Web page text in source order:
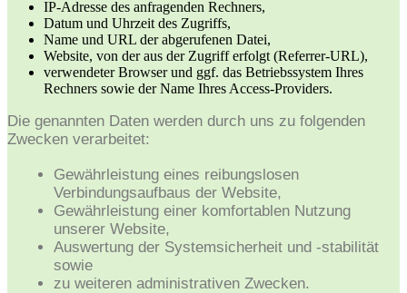
IP-Adresse des anfragenden Rechners,
Datum und Uhrzeit des Zugriffs,
Name und URL der abgerufenen Datei,
Website, von der aus der Zugriff erfolgt (Referrer-URL),
verwendeter Browser und ggf. das Betriebssystem Ihres
Rechners sowie der Name Ihres Access-Providers.
Die genannten Daten werden durch uns zu folgenden
Zwecken verarbeitet:
Gewährleistung eines reibungslosen
Verbindungsaufbaus der Website,
Gewährleistung einer komfortablen Nutzung
unserer Website,
Auswertung der Systemsicherheit und -stabilität
sowie
zu weiteren administrativen Zwecken.